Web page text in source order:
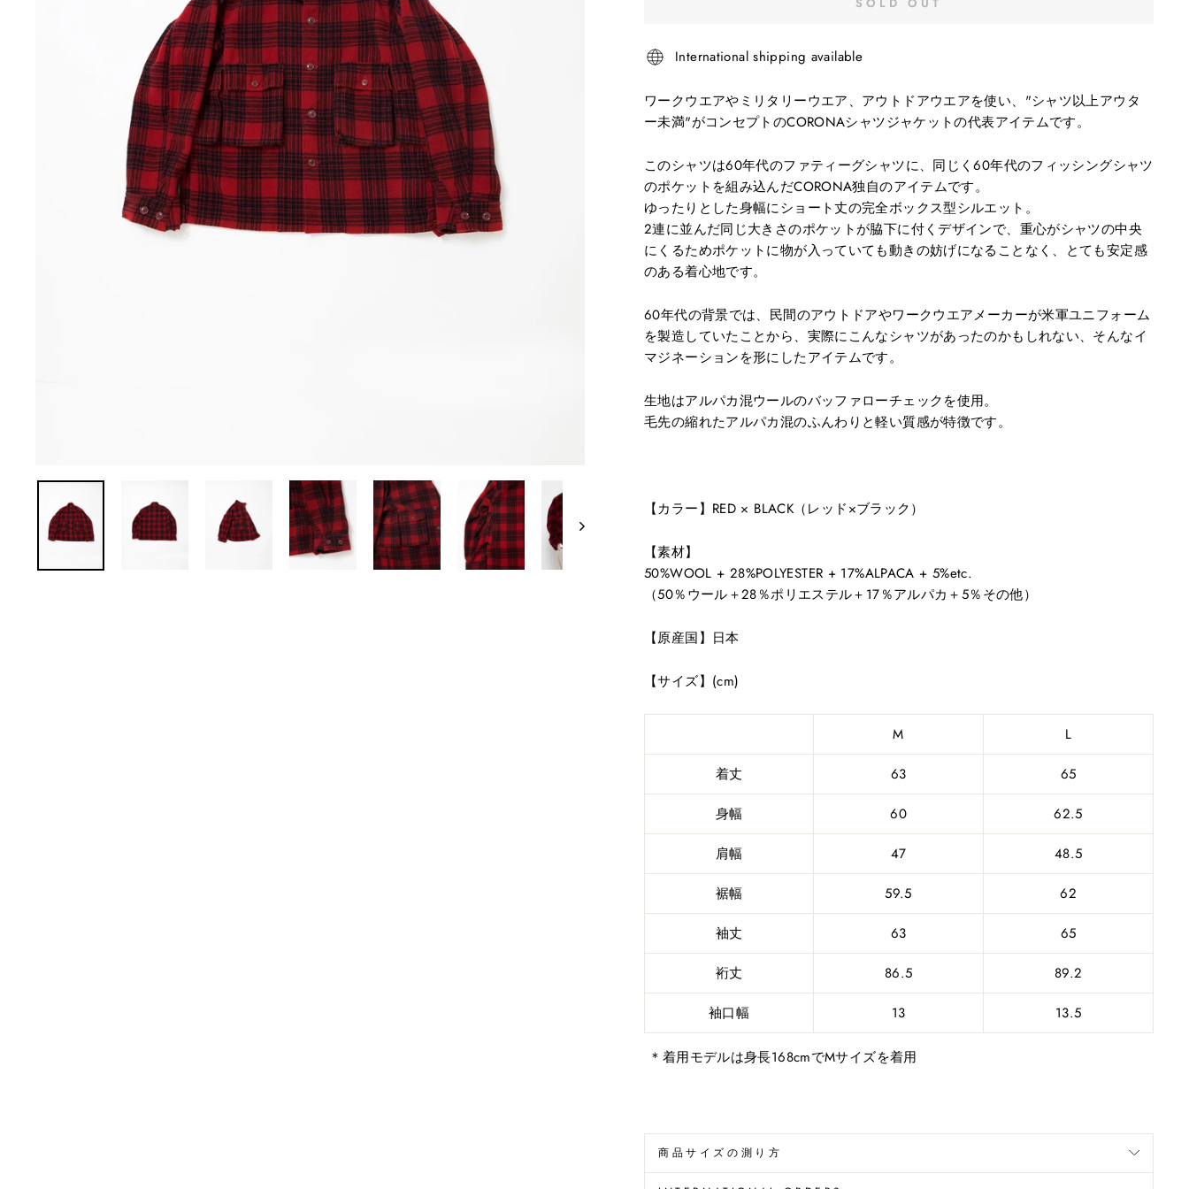
International shipping available
ワークウエアやミリタリーウエア、アウトドアウエアを使い、"シャツ以上アウタ
ー未満"がコンセプトのCORONAシャツジャケットの代表アイテムです。
このシャツは60年代のファティーグシャツに、同じく60年代のフィッシングシャツ
のポケットを組み込んだCORONA独自のアイテムです。
ゆったりとした身幅にショート丈の完全ボックス型シルエット。
2連に並んだ同じ大きさのポケットが脇下に付くデザインで、重心がシャツの中央
にくるためポケットに物が入っていても動きの妨げになることなく、とても安定感
のある着心地です。
60年代の背景では、民間のアウトドアやワークウエアメーカーが米軍ユニフォーム
を製造していたことから、実際にこんなシャツがあったのかもしれない、そんなイ
マジネーションを形にしたアイテムです。
生地はアルパカ混ウールのバッファローチェックを使用。
毛先の縮れたアルパカ混のふんわりと軽い質感が特徴です。
【カラー】RED × BLACK（レッド×ブラック）
【素材】
50%WOOL + 28%POLYESTER + 17%ALPACA + 5%etc.
（50％ウール＋28％ポリエステル＋17％アルパカ＋5％その他）
【原産国】日本
【サイズ】(cm)
M L
着丈 63 65
身幅 60 62.5
肩幅 47 48.5
裾幅 59.5 62
袖丈 63 65
裄丈 86.5 89.2
袖口幅 13 13.5
＊着用モデルは身長168cmでMサイズを着用
商品サイズの測り方